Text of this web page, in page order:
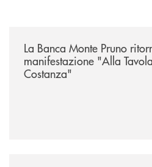
La Banca Monte Pruno
manifestazione "Alla
Costanza"